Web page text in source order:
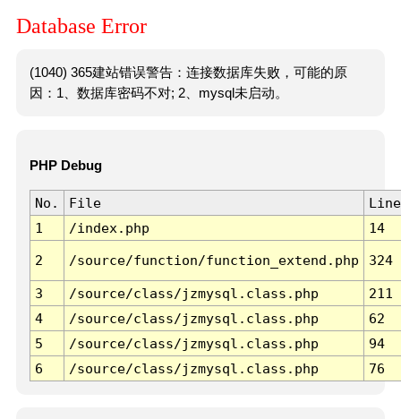
Database Error
(1040) 365建站错误警告：连接数据库失败，可能的原
因：1、数据库密码不对; 2、mysql未启动。
PHP Debug
No. File
Line
1
/index.php 14
2 /source/function/function_extend.php 324
3 /source/class/jzmysql.class.php
211
4
/source/class/jzmysql.class.php
62
5
/source/class/jzmysql.class.php
94
6
/source/class/jzmysql.class.php 76